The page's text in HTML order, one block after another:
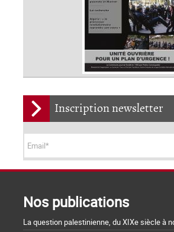
Inscription newsletter
Nos publications
La question palestinienne, du XIXe siècle à